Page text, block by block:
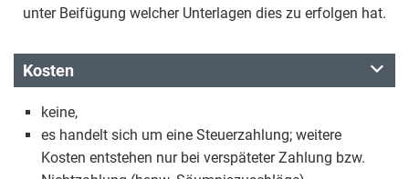
unter Beifügung welcher Unterlagen dies zu erfolgen hat.
Kosten
keine,
es handelt sich um eine Steuerzahlung; weitere
Kosten entstehen nur bei verspäteter Zahlung bzw.